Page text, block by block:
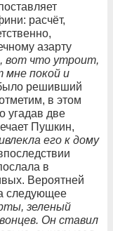
расчёт,
азарту
вот что утроит,
мне покой и
решивший
в этом
угадав две
Пушкин,
его к дому
в
Вероятней
следующее
зеленый
Он ставил